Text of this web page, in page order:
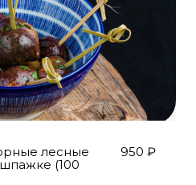
лесные
(100
950 ₽